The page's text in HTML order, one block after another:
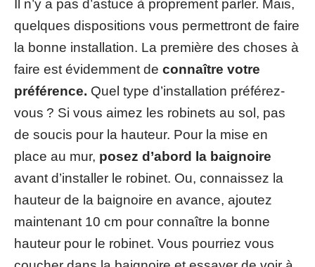
Il n’y a pas d’astuce à proprement parler. Mais,
quelques dispositions vous permettront de faire
la bonne installation. La première des choses à
faire est évidemment de connaître votre
préférence. Quel type d’installation préférez-
vous ? Si vous aimez les robinets au sol, pas
de soucis pour la hauteur. Pour la mise en
place au mur, posez d’abord la baignoire
avant d’installer le robinet. Ou, connaissez la
hauteur de la baignoire en avance, ajoutez
maintenant 10 cm pour connaître la bonne
hauteur pour le robinet. Vous pourriez vous